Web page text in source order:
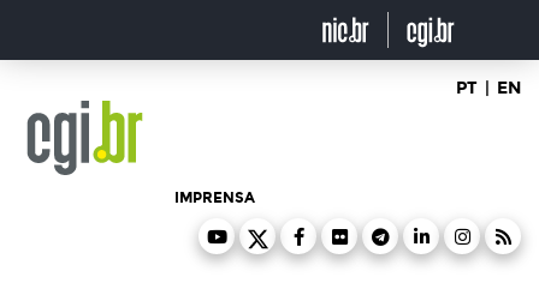
o
PT | EN
IMPRENSA